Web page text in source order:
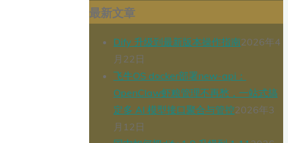
最新文章
Dify 升级到最新版本操作指南2026年4
月22日
飞牛OS docker部署new-api：
OpenClaw虾粮管理不再愁，一站式搞
定多 AI 模型接口聚合与管控2026年3
月12日